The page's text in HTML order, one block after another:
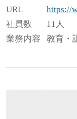
URL
https://
社員数
11人
業務内容
教育・